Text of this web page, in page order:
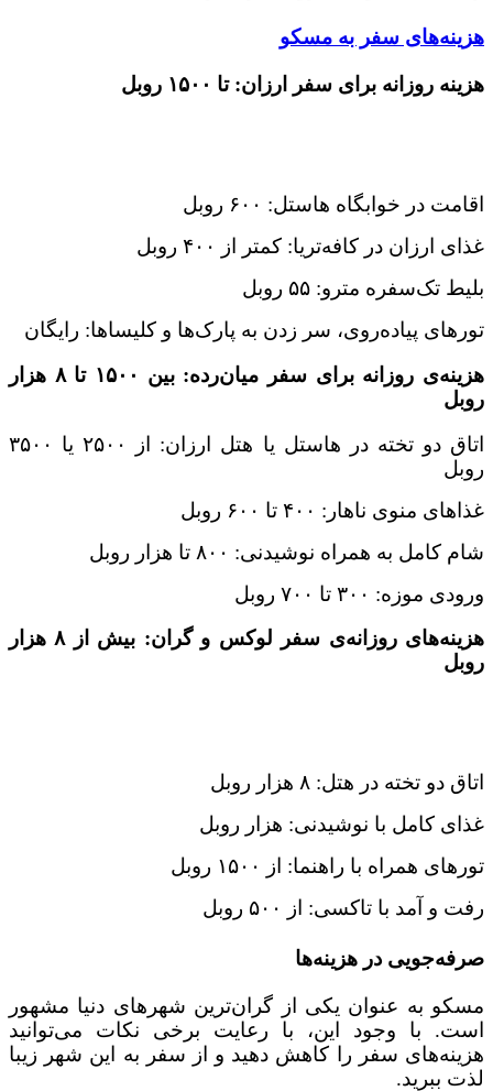
هزینه‌های سفر به مسکو
هزینه روزانه برای سفر ارزان: تا ۱۵۰۰ روبل
اقامت در خوابگاه هاستل: ۶۰۰ روبل
غذای ارزان در کافه‌تریا: کمتر از ۴۰۰ روبل
بلیط تک‌سفره مترو: ۵۵ روبل
تورهای پیاده‌روی، سر زدن به پارک‌ها و کلیساها: رایگان
هزینه‌ی روزانه برای سفر میان‌رده: بین ۱۵۰۰ تا ۸ هزار
روبل
اتاق دو تخته در هاستل یا هتل ارزان: از ۲۵۰۰ یا ۳۵۰۰
روبل
غذاهای منوی ناهار: ۴۰۰ تا ۶۰۰ روبل
شام کامل به همراه نوشیدنی: ۸۰۰ تا هزار روبل
ورودی موزه: ۳۰۰ تا ۷۰۰ روبل
هزینه‌های روزانه‌ی سفر لوکس و گران: بیش از ۸ هزار
روبل
اتاق دو تخته در هتل: ۸ هزار روبل
غذای کامل با نوشیدنی: هزار روبل
تورهای همراه با راهنما: از ۱۵۰۰ روبل
رفت و آمد با تاکسی: از ۵۰۰ روبل
صرفه‌جویی در هزینه‌ها
مسکو به عنوان یکی از گران‌ترین شهرهای دنیا مشهور
است. با وجود این، با رعایت برخی نکات می‌توانید
هزینه‌های سفر را کاهش دهید و از سفر به این شهر زیبا
لذت ببرید.